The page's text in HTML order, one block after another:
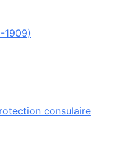
1909)
consulaire